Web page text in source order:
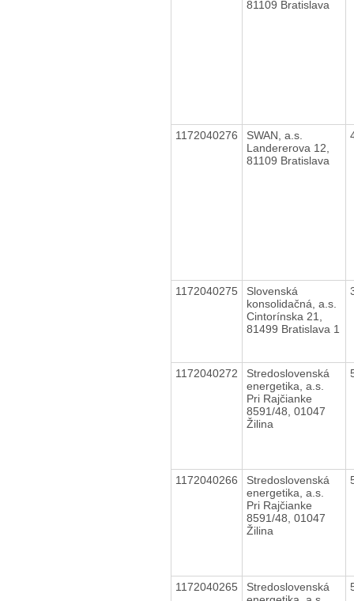
81109 Bratislava
1172040276
SWAN, a.s.
Landererova 12,
81109 Bratislava
1172040275
Slovenská
konsolidačná, a.s.
Cintorínska 21,
81499 Bratislava 1
1172040272
Stredoslovenská
energetika, a.s.
Pri Rajčianke
8591/48, 01047
Žilina
1172040266
Stredoslovenská
energetika, a.s.
Pri Rajčianke
8591/48, 01047
Žilina
1172040265
Stredoslovenská